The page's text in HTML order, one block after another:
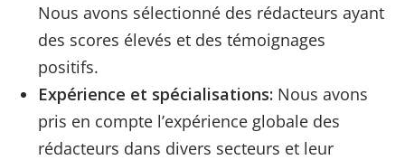
Nous avons sélectionné des rédacteurs ayant
des scores élevés et des témoignages
positifs.
Expérience et spécialisations: Nous avons
pris en compte l’expérience globale des
rédacteurs dans divers secteurs et leur